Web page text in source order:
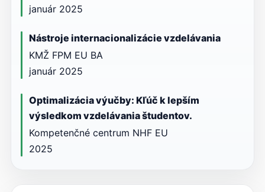
január 2025
Nástroje internacionalizácie vzdelávania
KMŽ FPM EU BA
január 2025
Optimalizácia výučby: Kľúč k lepším
výsledkom vzdelávania študentov.
Kompetenčné centrum NHF EU
2025